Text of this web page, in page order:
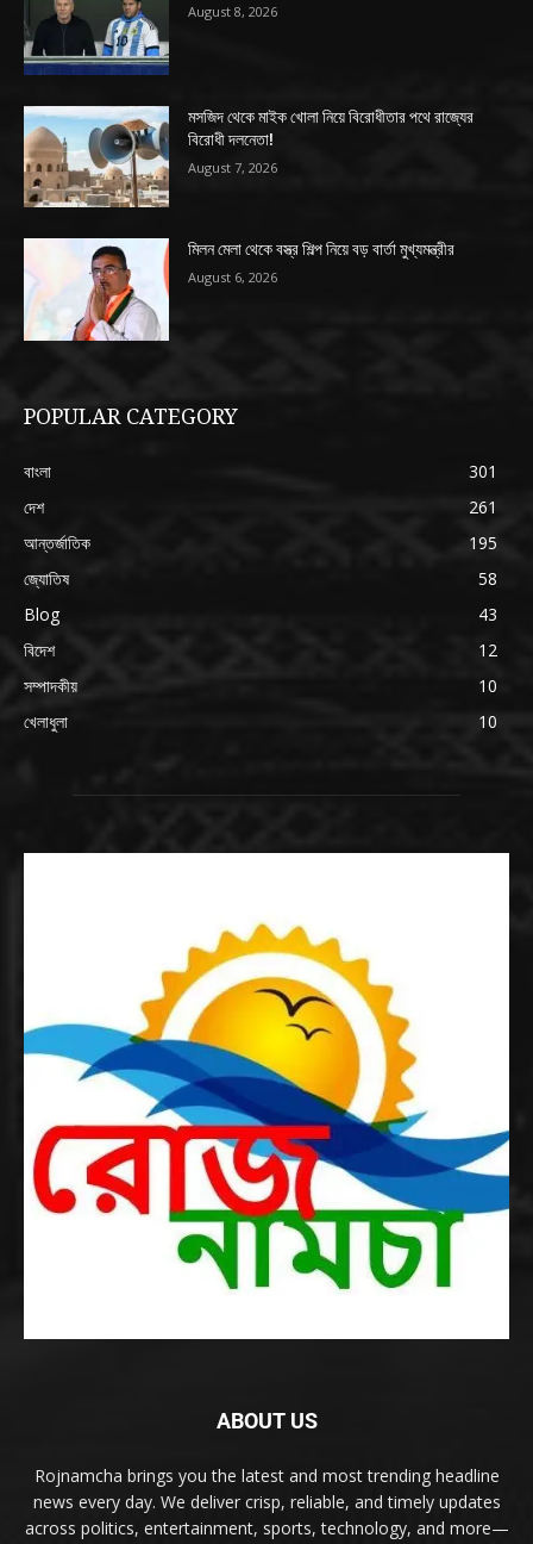
August 8, 2026
মসজিদ থেকে মাইক খোলা নিয়ে বিরোধীতার পথে রাজ্যের
বিরোধী দলনেতা!
August 7, 2026
মিলন মেলা থেকে বস্ত্র শিল্প নিয়ে বড় বার্তা মুখ্যমন্ত্রীর
August 6, 2026
POPULAR CATEGORY
বাংলা
301
দেশ
261
আন্তর্জাতিক
195
জ্যোতিষ
58
Blog
43
বিদেশ
12
সম্পাদকীয়
10
খেলাধুলা
10
ABOUT US
Rojnamcha brings you the latest and most trending headline
news every day. We deliver crisp, reliable, and timely updates
across politics, entertainment, sports, technology, and more—